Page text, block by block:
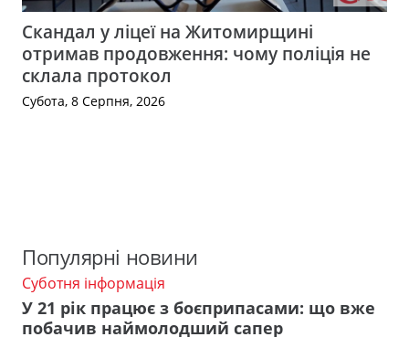
Скандал у ліцеї на Житомирщині
отримав продовження: чому поліція не
склала протокол
Субота, 8 Серпня, 2026
Популярні новини
Суботня інформація
У 21 рік працює з боєприпасами: що вже
побачив наймолодший сапер